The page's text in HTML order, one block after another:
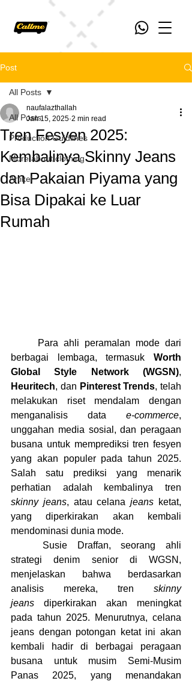
Post
All Posts
Production Guidlines
More about clothing
Artikel
All Posts
Tren Fesyen 2025:
Kembalinya Skinny Jeans
dan Pakaian Piyama yang
Bisa Dipakai ke Luar
Rumah
naufalazthallah
Jan 15, 2025 2 min read
berbagai lembaga, termasuk Worth
Global Style Network (WGSN)
Heuritech, dan Pinterest Trends, telah
melakukan riset mendalam dengan
menganalisis data e-commerce,
unggahan media sosial, dan peragaan
busana untuk memprediksi tren fesyen
yang akan populer pada tahun 2025.
Salah satu prediksi yang menarik
skinny jeans, atau celana jeans ketat,
yang diperkirakan akan kembali
mendominasi dunia mode.
strategi denim senior di WGSN,
menjelaskan bahwa berdasarkan
analisis mereka, tren skinny
jeans diperkirakan akan meningkat
pada tahun 2025. Menurutnya, celana
jeans dengan potongan ketat ini akan
kembali hadir di berbagai peragaan
busana untuk musim Semi-Musim
Panas 2025, yang menandakan